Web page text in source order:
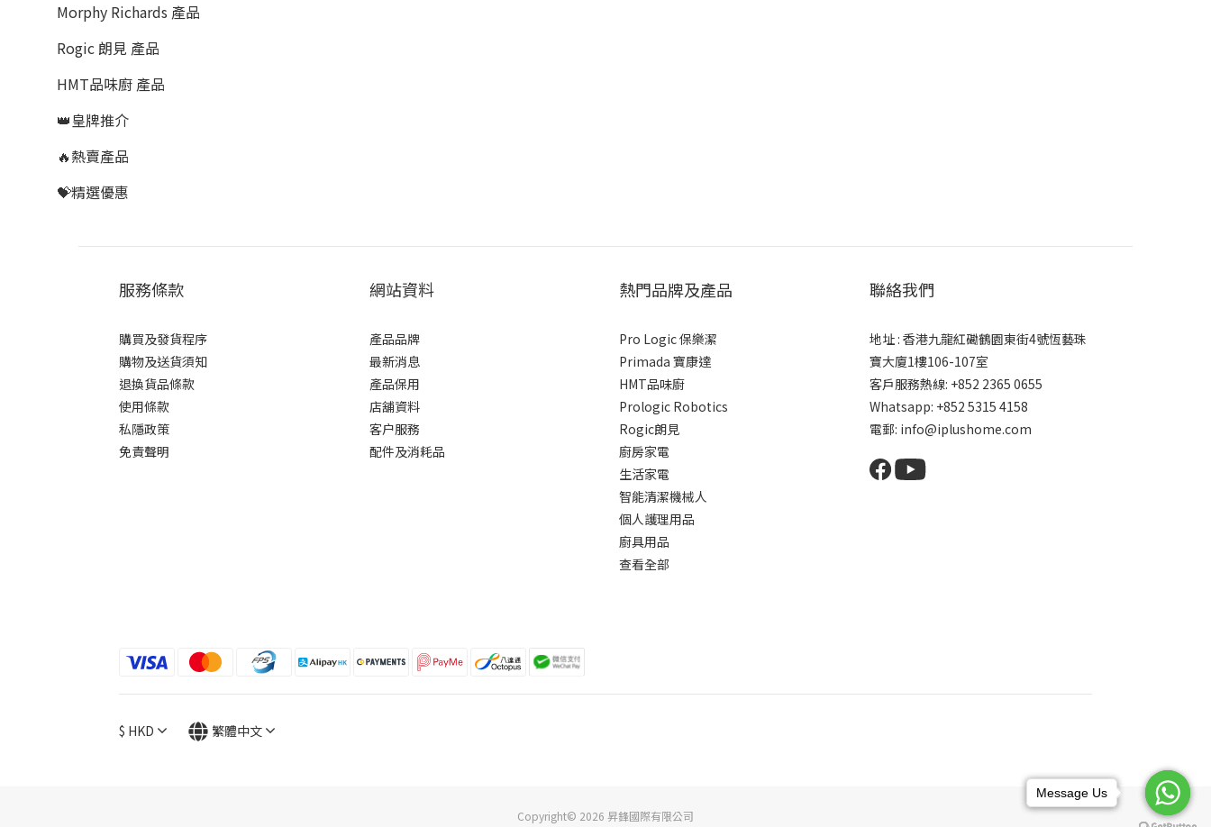
Morphy Richards 產品
Rogic 朗見 產品
HMT品味廚 產品
👑皇牌推介
🔥熱賣產品
💝精選優惠
服務條款
購買及發貨程序
購物及送貨須知
退換貨品條款
使用條款
私隱政策
免責聲明
網站資料
產品品牌
最新消息
產品保用
店舖資料
客户服務
配件及消耗品
熱門品牌及產品
Pro Logic 保樂潔
Primada 寶康達
HMT品味廚
Prologic Robotics
Rogic朗見
廚房家電
生活家電
智能清潔機械人
個人護理用品
廚具用品
查看全部
聯絡我們
地址 : 香港九龍紅磡鶴園東街4號恆藝珠
寶大廈1樓106-107室
客戶服務熱線: +852 2365 0655
Whatsapp: +852 5315 4158
電郵: info@iplushome.com
$ HKD 繁體中文
Copyright© 2026 昇鋒國際有限公司
Message Us
Message Us
Message Us